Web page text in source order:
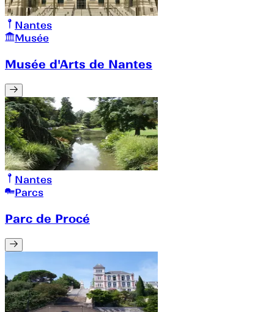
Nantes
Musée
Musée d'Arts de Nantes
Nantes
Parcs
Parc de Procé